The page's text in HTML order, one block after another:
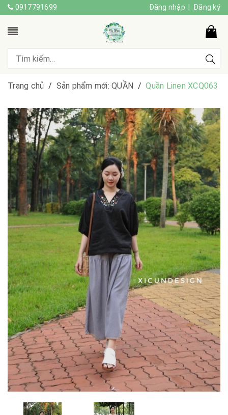
0917791699 Đăng nhập Đăng ký
Trang chủ / Sản phẩm mới: QUẦN / Quần Linen XCQ063